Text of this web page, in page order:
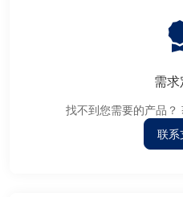
需
找不到您需要的产品？
联系